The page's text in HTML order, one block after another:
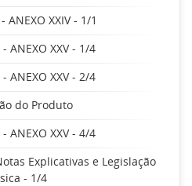
ANEXO XXIV - 1/1
ANEXO XXV - 1/4
ANEXO XXV - 2/4
do Produto
ANEXO XXV - 4/4
Explicativas e Legislação
- 1/4